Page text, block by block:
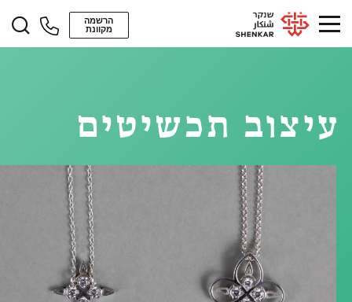
הרשמה
מקוונת
עיצוב תכשיטים